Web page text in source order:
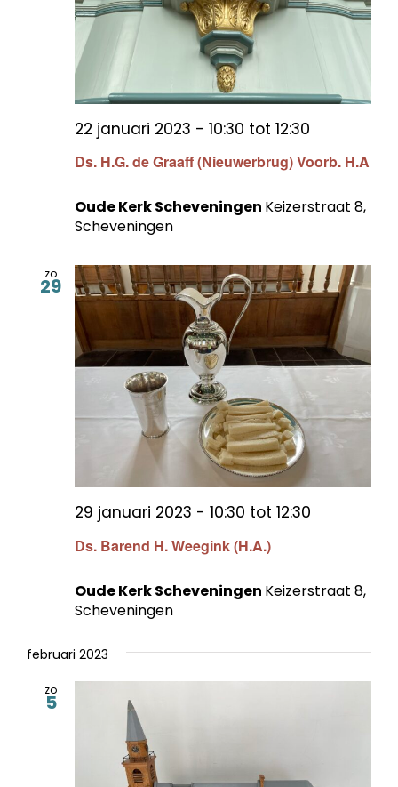
Ds. H.G. de Graaff (Nieuwerbrug) Voorb. H.A
22 januari 2023 - 10:30 tot 12:30
Oude Kerk Scheveningen Keizerstraat 8,
Scheveningen
zo
29
Ds. Barend H. Weegink (H.A.)
29 januari 2023 - 10:30 tot 12:30
Oude Kerk Scheveningen Keizerstraat 8,
Scheveningen
februari 2023
zo
5